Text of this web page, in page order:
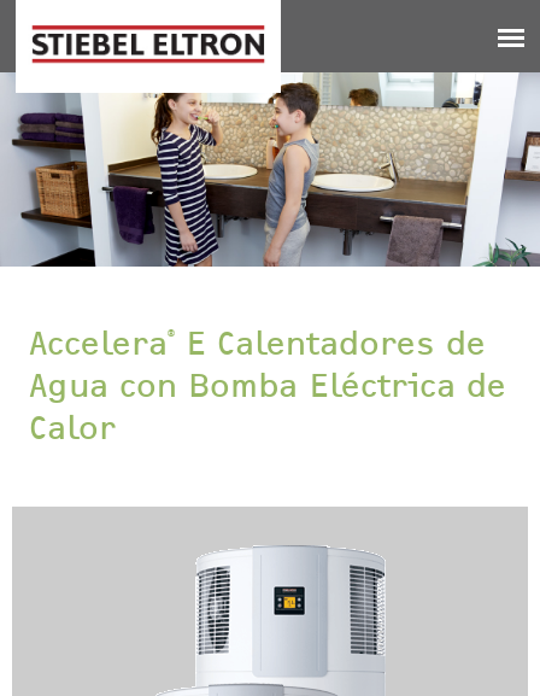
Accelera®
E Calentadores de
Agua con Bomba Eléctrica de
Calor